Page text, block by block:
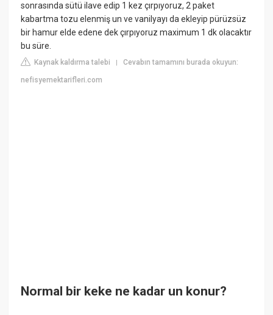
sonrasında sütü ilave edip 1 kez çırpıyoruz, 2 paket
kabartma tozu elenmiş un ve vanilyayı da ekleyip pürüzsüz
bir hamur elde edene dek çırpıyoruz maximum 1 dk olacaktır
bu süre.
Kaynak kaldırma talebi |Cevabın tamamını burada okuyun:
nefisyemektarifleri.com
Normal bir keke ne kadar un konur?